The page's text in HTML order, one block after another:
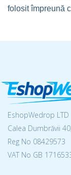
folosit împreună
EshopWedrop LTD
Calea Dumbrăvii
Reg No 08429573
VAT No GB